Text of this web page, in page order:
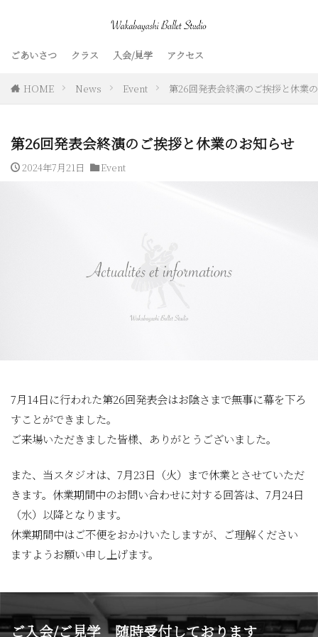
ごあいさつ クラス 入会/見学 アクセス
HOME News Event 第26回発表会終演のご挨拶と休業
第26回発表会終演のご挨拶と休業のお知らせ
2024年7月21日 Event
7月14日に行われた第26回発表会はお陰さまで無事に幕を下ろ
すことができました。
ご来場いただきました皆様、ありがとうございました。
また、当スタジオは、7月23日（火）まで休業とさせていただ
きます。休業期間中のお問い合わせに対する回答は、7月24日
（水）以降となります。
休業期間中はご不便をおかけいたしますが、ご理解ください
ますようお願い申し上げます。
ご入会/ご見学 随時受付しております